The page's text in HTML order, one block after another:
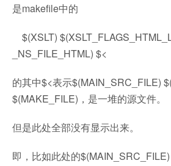
是makefile中的
$(XSLT)
_NS_FILE_HTML) $<
的其中$<表示$(MAIN_SRC_FILE)
$(MAKE_FILE)，是一堆的源文件。
但是此处全部没有显示出来。
即，比如此处的